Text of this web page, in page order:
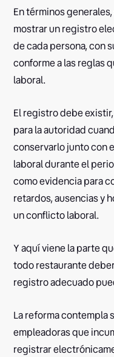
En términos
mostrar un registro
de cada persona, con
conforme a las reglas
laboral.
El registro debe
para la autoridad
conservarlo junto con
laboral durante el
como evidencia para
retardos, ausencias y
un conflicto laboral.
Y aquí viene la parte
todo restaurante
registro adecuado
La reforma contempla
empleadoras que
registrar